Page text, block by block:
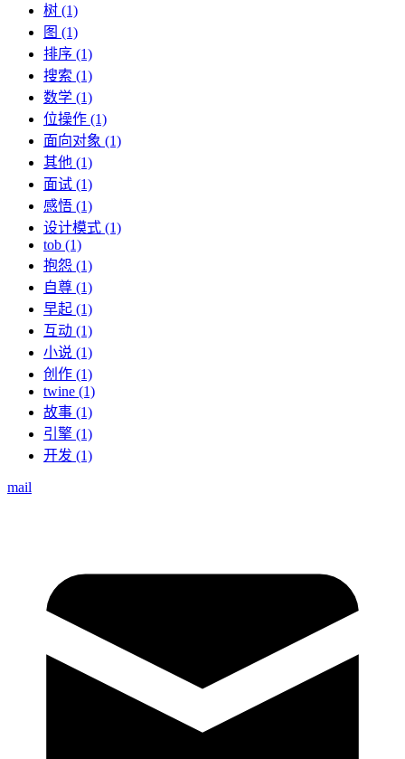
树 (1)
图 (1)
排序 (1)
搜索 (1)
数学 (1)
位操作 (1)
面向对象 (1)
其他 (1)
面试 (1)
感悟 (1)
设计模式 (1)
tob (1)
抱怨 (1)
自尊 (1)
早起 (1)
互动 (1)
小说 (1)
创作 (1)
twine (1)
故事 (1)
引擎 (1)
开发 (1)
mail